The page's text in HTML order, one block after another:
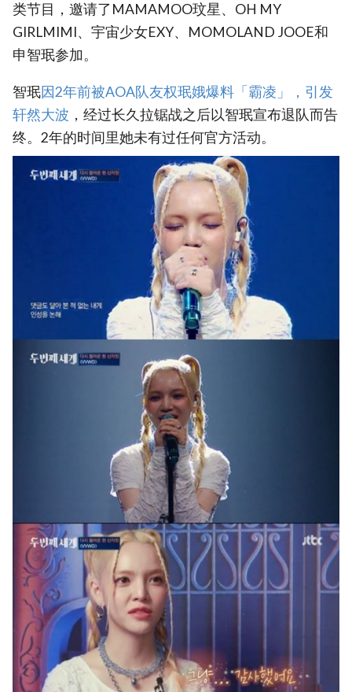
类节目，邀请了MAMAMOO玟星、OH MY
GIRLMIMI、宇宙少女EXY、MOMOLAND JOOE和
申智珉参加。
智珉因2年前被AOA队友权珉娥爆料「霸凌」，引发
轩然大波 ，经过长久拉锯战之后以智珉宣布退队而告
终。2年的时间里她未有过任何官方活动。